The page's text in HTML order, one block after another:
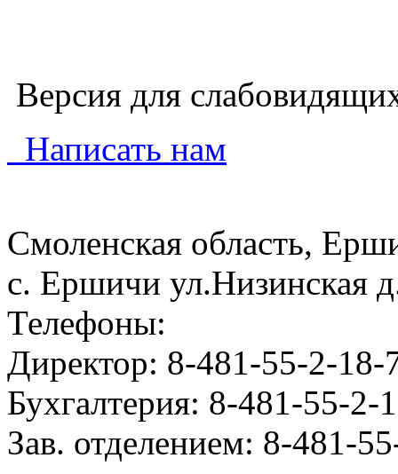
Версия для
Написать нам
Смоленская область,
с. Ершичи ул.Низинская
Телефоны:
Директор: 8-481-55-2-18-
Бухгалтерия: 8-481-55-2-
Зав. отделением: 8-481-